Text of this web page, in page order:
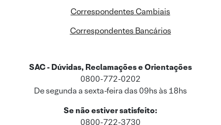
Correspondentes Cambiais
Correspondentes Bancários
SAC - Dúvidas, Reclamações e Orientações
0800-772-0202
De segunda a sexta-feira das 09hs às 18hs
Se não estiver satisfeito:
0800-722-3730